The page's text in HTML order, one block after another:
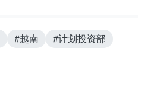
#越南
#计划投资部